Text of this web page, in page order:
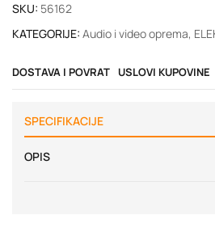
SKU: 56162
KATEGORIJE: Audio i video oprema,
DOSTAVA I POVRAT USLOVI KUPOVINE
SPECIFIKACIJE
OPIS